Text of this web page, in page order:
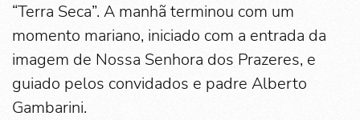
“Terra Seca”. A manhã terminou com um
momento mariano, iniciado com a entrada da
imagem de Nossa Senhora dos Prazeres, e
guiado pelos convidados e padre Alberto
Gambarini.